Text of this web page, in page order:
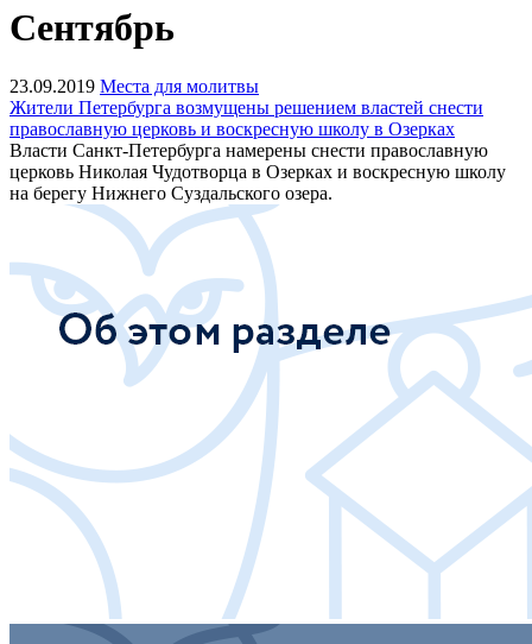
Сентябрь
23.09.2019 Места для молитвы
Жители Петербурга возмущены решением властей снести
православную церковь и воскресную школу в Озерках
Власти Санкт-Петербурга намерены снести православную
церковь Николая Чудотворца в Озерках и воскресную школу
на берегу Нижнего Суздальского озера.